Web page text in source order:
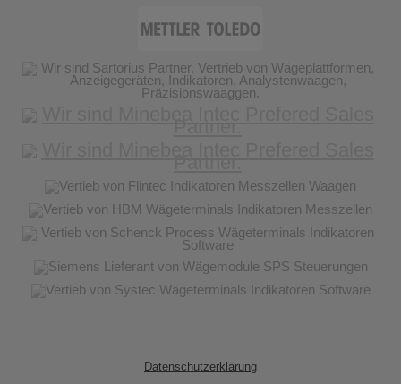
Datenschutzerklärung